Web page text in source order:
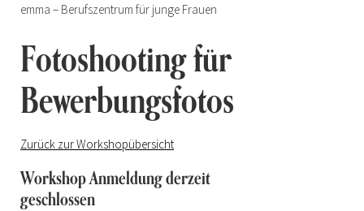
Fotoshooting für
Bewerbungsfotos
Zurück zur Workshopübersicht
Workshop Anmeldung derzeit
geschlossen
emma – Berufszentrum für junge Frauen